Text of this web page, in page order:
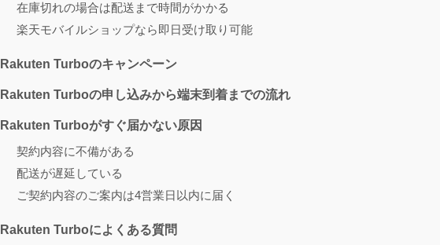
在庫切れの場合は配送まで時間がかかる
楽天モバイルショップなら即日受け取り可能
Rakuten Turboのキャンペーン
Rakuten Turboの申し込みから端末到着までの流れ
Rakuten Turboがすぐ届かない原因
契約内容に不備がある
配送が遅延している
ご契約内容のご案内は4営業日以内に届く
Rakuten Turboによくある質問